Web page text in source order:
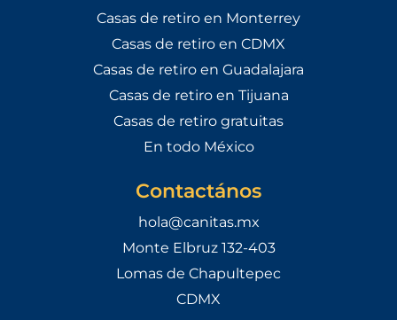
Casas de retiro en Monterrey
Casas de retiro en CDMX
Casas de retiro en Guadalajara
Casas de retiro en Tijuana
Casas de retiro gratuitas
En todo México
Contactános
hola@canitas.mx
Monte Elbruz 132-403
Lomas de Chapultepec
CDMX